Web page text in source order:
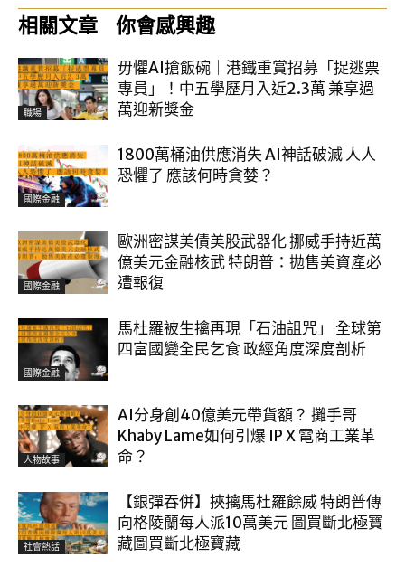
相關文章 你會感興趣
職場
毋懼AI搶飯碗｜港鐵重賞招募「捉逃票
專員」！中五學歷月入近2.3萬 兼享過
萬迎新獎金
國際金融
1800萬桶油供應消失 AI神話破滅 人人
恐懼了 應該何時貪婪？
國際金融
歐洲密謀美債美股武器化 挪威手持近萬
億美元金融核武 特朗普：拋售美資產必
遭報復
國際金融
馬杜羅被生擒再現「石油詛咒」 全球第
四富國變全民乞食 政經角度深度剖析
人物故事
AI分身創40億美元帶貨額？ 攤手哥
Khaby Lame如何引爆 IP X 電商工業革
命？
社會熱話
【銀彈吞併】挾擒馬杜羅餘威 特朗普傳
向格陵蘭每人派10萬美元 圖買斷北極寶
藏圖買斷北極寶藏